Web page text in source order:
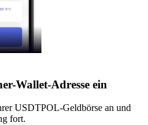
Wallet-Adresse ein
USDTPOL-Geldbörse an und
fort.